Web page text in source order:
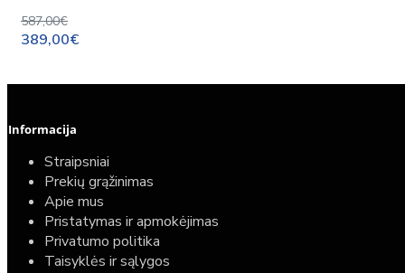
587,00€
389,00€
Informacija
Straipsniai
Prekių grąžinimas
Apie mus
Pristatymas ir apmokėjimas
Privatumo politika
Taisyklės ir sąlygos